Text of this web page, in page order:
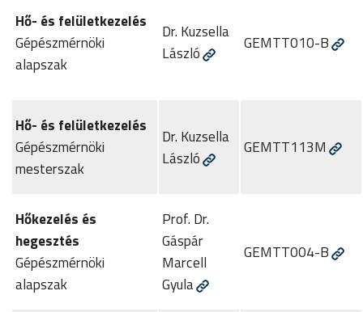
Hő- és felületkezelés
Gépészmérnöki
alapszak
Dr. Kuzsella
László
GEMTT010-B
Hő- és felületkezelés
Gépészmérnöki
mesterszak
Dr. Kuzsella
László
GEMTT113M
Hőkezelés és
hegesztés
Gépészmérnöki
alapszak
Prof. Dr.
Gáspár
Marcell
Gyula
GEMTT004-B